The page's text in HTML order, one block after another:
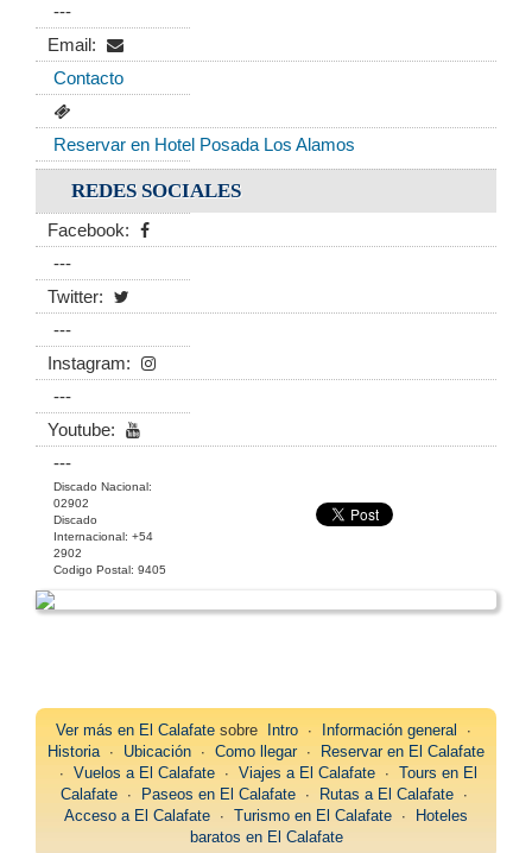
---
Email:
Contacto
Reservar en Hotel Posada Los Alamos
REDES SOCIALES
Facebook:
---
Twitter:
---
Instagram:
---
Youtube:
---
Discado Nacional:
02902
Discado
Internacional: +54
2902
Codigo Postal: 9405
Ver más en El Calafate sobre Intro ∙ Información general
∙
Historia∙ Ubicación ∙ Como llegar∙
Reservar en El Calafate
∙ Vuelos a El Calafate ∙ Viajes a El Calafate ∙ Tours en El
Calafate∙ Paseos en El Calafate∙ Rutas a El Calafate∙
Acceso a El Calafate ∙ Turismo en El Calafate ∙
Hoteles
baratos en El Calafate